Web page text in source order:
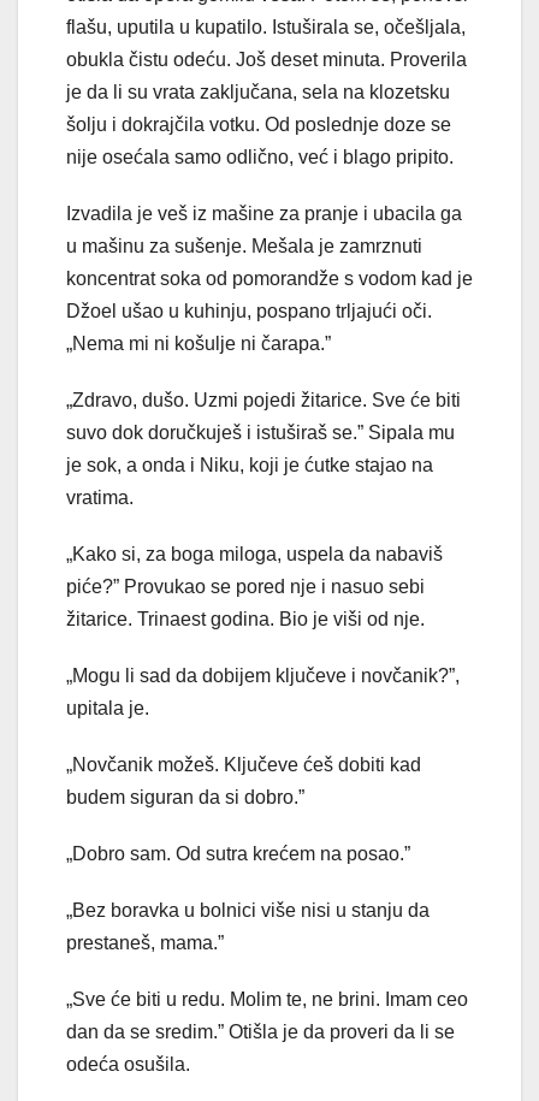
flašu, uputila u kupatilo. Istuširala se, očešljala,
obukla čistu odeću. Još deset minuta. Proverila
je da li su vrata zaključana, sela na klozetsku
šolju i dokrajčila votku. Od poslednje doze se
nije osećala samo odlično, već i blago pripito.
Izvadila je veš iz mašine za pranje i ubacila ga
u mašinu za suše­nje. Mešala je zamrznuti
koncentrat soka od pomorandže s vodom kad je
Džoel ušao u kuhinju, pospano trljajući oči.
„Nema mi ni košulje ni čarapa.”
„Zdravo, dušo. Uzmi pojedi žitarice. Sve će biti
suvo dok doruč­kuješ i istuširaš se.” Sipala mu
je sok, a onda i Niku, koji je ćutke stajao na
vratima.
„Kako si, za boga miloga, uspela da nabaviš
piće?” Provukao se pored nje i nasuo sebi
žitarice. Trinaest godina. Bio je viši od nje.
„Mogu li sad da dobijem ključeve i novčanik?”,
upitala je.
„Novčanik možeš. Ključeve ćeš dobiti kad
budem siguran da si dobro.”
„Dobro sam. Od sutra krećem na posao.”
„Bez boravka u bolnici više nisi u stanju da
prestaneš, mama.”
„Sve će biti u redu. Molim te, ne brini. Imam ceo
dan da se sredim.” Otišla je da proveri da li se
odeća osušila.